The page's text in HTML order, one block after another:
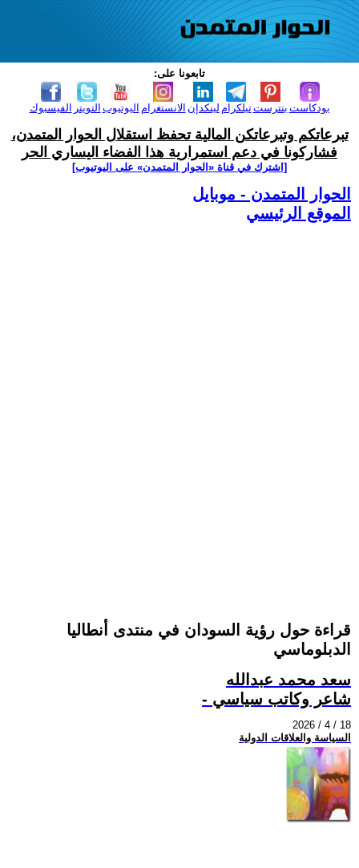
تابعونا على:
الفيسبوك التويتر اليوتيوب الانستغرام لينكدإن تيلكرامبنترست بودكاست
تبرعاتكم وتبرعاتكن المالية تحفظ استقلال الحوار المتمدن،
فشاركونا في دعم استمرارية هذا الفضاء اليساري الحر
[اشترك في قناة ‫«الحوار المتمدن» على اليوتيوب]
الحوار المتمدن - موبايل
الموقع الرئيسي
قراءة حول رؤية السودان في منتدى أنطاليا
الدبلوماسي
سعد محمد عبدالله
- شاعر وكاتب سياسي
2026 / 4 / 18
السياسة والعلاقات الدولية